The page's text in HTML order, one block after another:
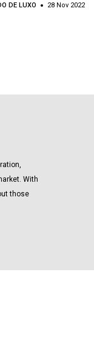
DE LUXO 28 Nov 2022
With
those